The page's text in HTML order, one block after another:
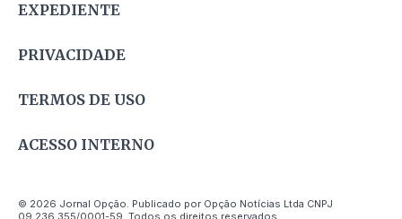
EXPEDIENTE
PRIVACIDADE
TERMOS DE USO
ACESSO INTERNO
© 2026 Jornal Opção. Publicado por Opção Notícias Ltda CNPJ
09.236.355/0001-59. Todos os direitos reservados.